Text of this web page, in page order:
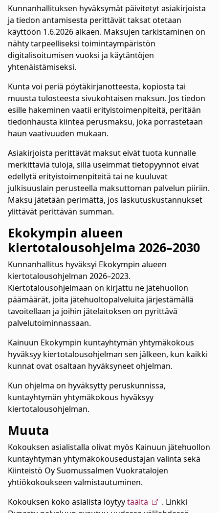
Kunnanhallituksen hyväksymät päivitetyt asiakirjoista
ja tiedon antamisesta perittävät taksat otetaan
käyttöön 1.6.2026 alkaen. Maksujen tarkistaminen on
nähty tarpeelliseksi toimintaympäristön
digitalisoitumisen vuoksi ja käytäntöjen
yhtenäistämiseksi.
Kunta voi periä pöytäkirjanotteesta, kopiosta tai
muusta tulosteesta sivukohtaisen maksun. Jos tiedon
esille hakeminen vaatii erityistoimenpiteitä, peritään
tiedonhausta kiinteä perusmaksu, joka porrastetaan
haun vaativuuden mukaan.
Asiakirjoista perittävät maksut eivät tuota kunnalle
merkittäviä tuloja, sillä useimmat tietopyynnöt eivät
edellytä erityistoimenpiteitä tai ne kuuluvat
julkisuuslain perusteella maksuttoman palvelun piiriin.
Maksu jätetään perimättä, jos laskutuskustannukset
ylittävät perittävän summan.
Ekokympin alueen
kiertotalousohjelma 2026–2030
Kunnanhallitus hyväksyi Ekokympin alueen
kiertotalousohjelman 2026–2023.
Kiertotalousohjelmaan on kirjattu ne jätehuollon
päämäärät, joita jätehuoltopalveluita järjestämällä
tavoitellaan ja joihin jätelaitoksen on pyrittävä
palvelutoiminnassaan.
Kainuun Ekokympin kuntayhtymän yhtymäkokous
hyväksyy kiertotalousohjelman sen jälkeen, kun kaikki
kunnat ovat osaltaan hyväksyneet ohjelman.
Kun ohjelma on hyväksytty peruskunnissa,
kuntayhtymän yhtymäkokous hyväksyy
kiertotalousohjelman.
Muuta
Kokouksen asialistalla olivat myös Kainuun jätehuollon
kuntayhtymän yhtymäkokousedustajan valinta sekä
Kiinteistö Oy Suomussalmen Vuokratalojen
yhtiökokoukseen valmistautuminen.
Kokouksen koko asialista löytyytäältä
. Linkki